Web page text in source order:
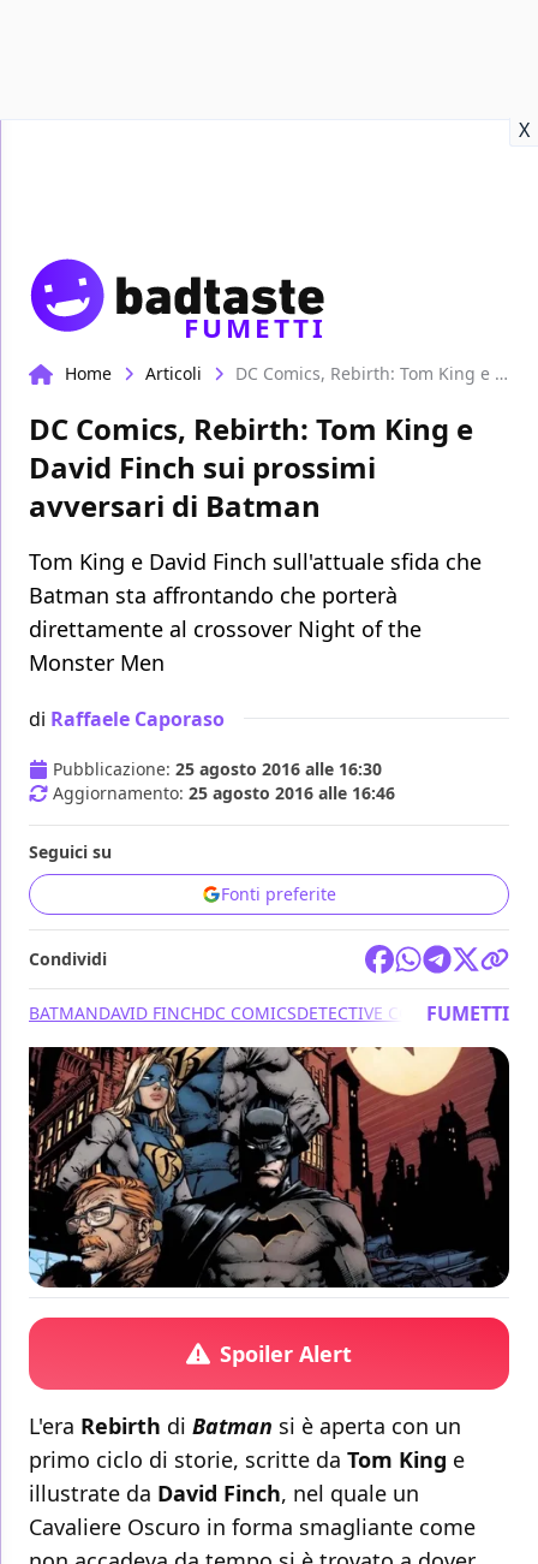
X
FUMETTI
Home Articoli DC Comics, Rebirth: Tom King e David Finch sui prossimi avversari di Batman
DC Comics, Rebirth: Tom King e
David Finch sui prossimi
avversari di Batman
Tom King e David Finch sull'attuale sfida che
Batman sta affrontando che porterà
direttamente al crossover Night of the
Monster Men
di Raffaele Caporaso
Pubblicazione: 25 agosto 2016 alle 16:30
Aggiornamento: 25 agosto 2016 alle 16:46
Seguici su
Fonti preferite
Condividi
BATMANDAVID FINCHDC COMICSDETECTIVE COMICSFUMETTI
Spoiler Alert
L'era Rebirth di Batman si è aperta con un
primo ciclo di storie, scritte da Tom King e
illustrate da David Finch, nel quale un
Cavaliere Oscuro in forma smagliante come